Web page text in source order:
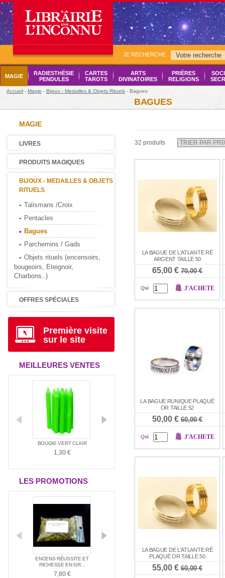
JE RECHERCHE
MAGIE
RADIESTHÉSIE
PENDULES
CARTES
TAROTS
ARTS
DIVINATOIRES
PRIÈRES
RELIGIONS
Accueil - Magie - Bijoux - Medailles & Objets Rituels - Bagues
BAGUES
MAGIE
LIVRES
PRODUITS MAGIQUES
BIJOUX - MEDAILLES & OBJETS
RITUELS
Talismans /Croix
Pentacles
Bagues
Parchemins / Gads
Objets rituels (encensoirs,
bougeoirs, Eteignoir,
Charbons..)
OFFRES SPÉCIALES
Première visite
sur le site
MEILLEURES VENTES
BOUGIE VERT CLAIR
1,30 €
BOUGIE ROUGE
LES PROMOTIONS
ENCENS RÉUSSITE ET
RICHESSE EN GR...
7,80 €
PACK SPÉCIAL AMOUR
ENCENS
7,80 €
32 produits
LA BAGUE DE L'ATLANTE RÉ
ARGENT TAILLE 50
65,00 € 70,00 €
Qté J'ACHETE
LA BAGUE RUNIQUE PLAQUÉ
OR TAILLE 52
50,00 € 60,00 €
Qté J'ACHETE
LA BAGUE DE L'ATLANTE RÉ
PLAQUÉ OR TAILLE 50
55,00 € 60,00 €